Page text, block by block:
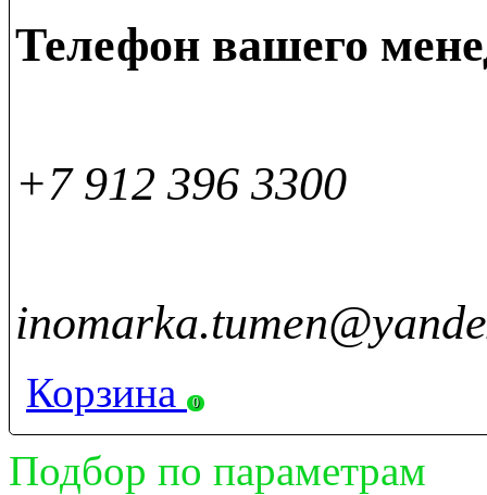
Телефон вашего
+7 912 396 3300
Корзина 0
Подбор по параметрам